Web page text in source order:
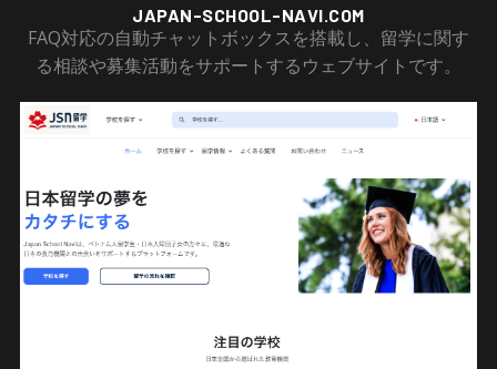
JAPAN-SCHOOL-NAVI.COM
FAQ対応の自動チャットボックスを搭載し、留学に関す
る相談や募集活動をサポートするウェブサイトです。